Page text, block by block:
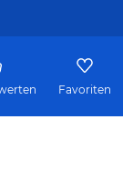
Favoriten